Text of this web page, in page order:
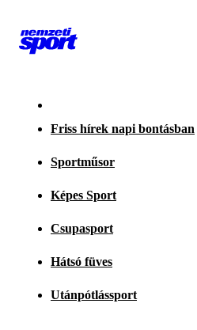
Friss hírek napi bontásban
Sportműsor
Képes Sport
Csupasport
Hátsó füves
Utánpótlássport